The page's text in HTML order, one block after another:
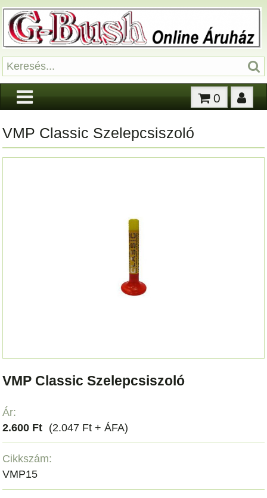
0
VMP Classic Szelepcsiszoló
VMP Classic Szelepcsiszoló
Ár:
2.600 Ft (2.047 Ft + ÁFA)
Cikkszám:
VMP15